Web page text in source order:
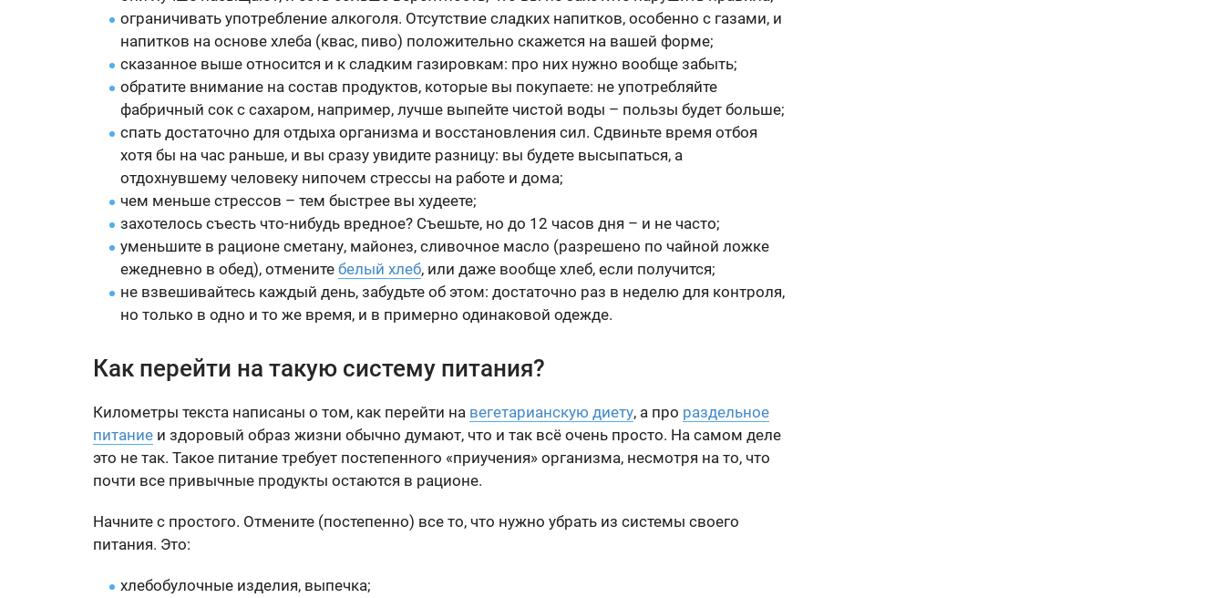
ограничивать употребление алкоголя. Отсутствие сладких напитков, особенно с газами, и
напитков на основе хлеба (квас, пиво) положительно скажется на вашей форме;
сказанное выше относится и к сладким газировкам: про них нужно вообще забыть;
обратите внимание на состав продуктов, которые вы покупаете: не употребляйте
фабричный сок с сахаром, например, лучше выпейте чистой воды – пользы будет больше;
спать достаточно для отдыха организма и восстановления сил. Сдвиньте время отбоя
хотя бы на час раньше, и вы сразу увидите разницу: вы будете высыпаться, а
отдохнувшему человеку нипочем стрессы на работе и дома;
чем меньше стрессов – тем быстрее вы худеете;
захотелось съесть что-нибудь вредное? Съешьте, но до 12 часов дня – и не часто;
уменьшите в рационе сметану, майонез, сливочное масло (разрешено по чайной ложке
ежедневно в обед), отмените белый хлеб, или даже вообще хлеб, если получится;
не взвешивайтесь каждый день, забудьте об этом: достаточно раз в неделю для контроля,
но только в одно и то же время, и в примерно одинаковой одежде.
Как перейти на такую систему питания?
Километры текста написаны о том, как перейти на вегетарианскую диету, а про раздельное
питание и здоровый образ жизни обычно думают, что и так всё очень просто. На самом деле
это не так. Такое питание требует постепенного «приучения» организма, несмотря на то, что
почти все привычные продукты остаются в рационе.
Начните с простого. Отмените (постепенно) все то, что нужно убрать из системы своего
питания. Это:
хлебобулочные изделия, выпечка;